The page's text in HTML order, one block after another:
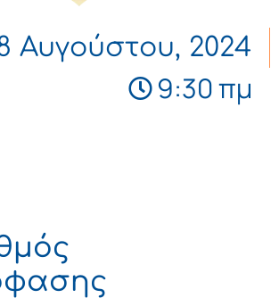
Αυγούστου, 2024
9:30 πμ